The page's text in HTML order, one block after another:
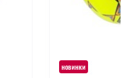
новинки